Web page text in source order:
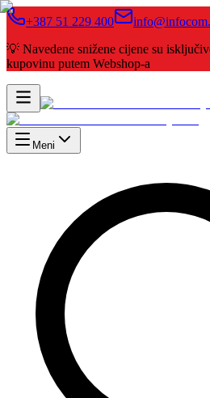
+387 51 229 400
💡 Navedene snižene cijene su
kupovinu putem Webshop-a
Meni